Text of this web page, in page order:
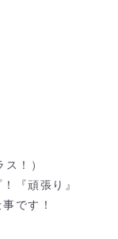
！）
『頑張り』
です！